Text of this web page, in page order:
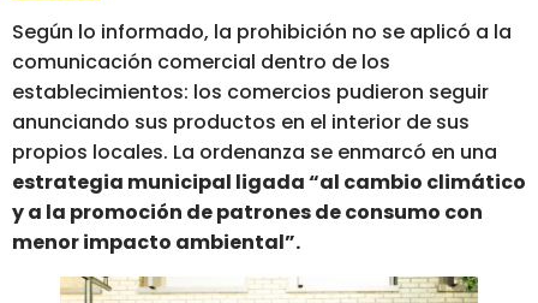
Según lo informado, la prohibición no se aplicó a la
comunicación comercial dentro de los
establecimientos: los comercios pudieron seguir
anunciando sus productos en el interior de sus
propios locales. La ordenanza se enmarcó en una
estrategia municipal ligada “al cambio climático
y a la promoción de patrones de consumo con
menor impacto ambiental”.